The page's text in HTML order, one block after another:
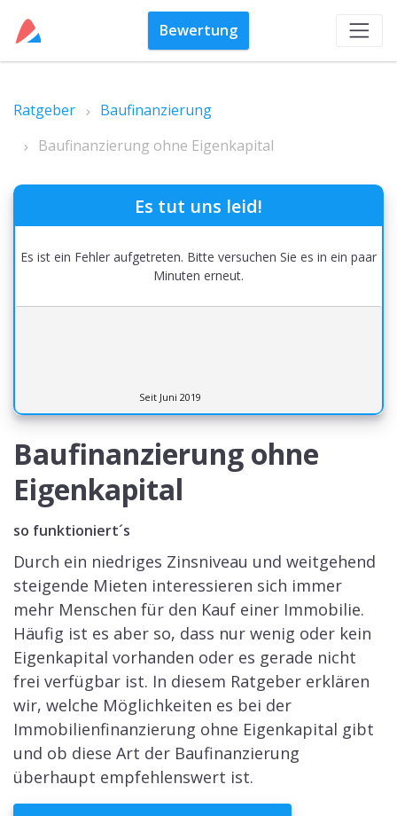
Bewertung
Ratgeber
Baufinanzierung
Baufinanzierung ohne Eigenkapital
Baufinanzierung ohne
Eigenkapital
so funktioniert´s
Durch ein niedriges Zinsniveau und weitgehend
steigende Mieten interessieren sich immer
mehr Menschen für den Kauf einer Immobilie.
Häufig ist es aber so, dass nur wenig oder kein
Eigenkapital vorhanden oder es gerade nicht
frei verfügbar ist. In diesem Ratgeber erklären
wir, welche Möglichkeiten es bei der
Immobilienfinanzierung ohne Eigenkapital gibt
und ob diese Art der Baufinanzierung
überhaupt empfehlenswert ist.
Es tut uns leid!
Es ist ein Fehler aufgetreten. Bitte versuchen Sie es in ein paar
Minuten erneut.
Seit Juni 2019